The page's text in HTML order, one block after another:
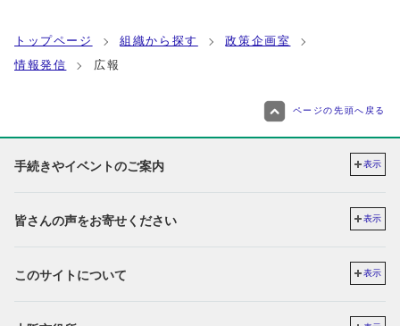
トップページ 組織から探す
政策企画室
情報発信
広報
ページの先頭へ戻る
手続きやイベントのご案内 表示
皆さんの声をお寄せください 表示
このサイトについて 表示